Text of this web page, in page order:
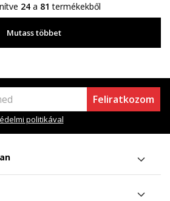
24a 81 termékekből
Mutass többet
Feliratkozom
politikával